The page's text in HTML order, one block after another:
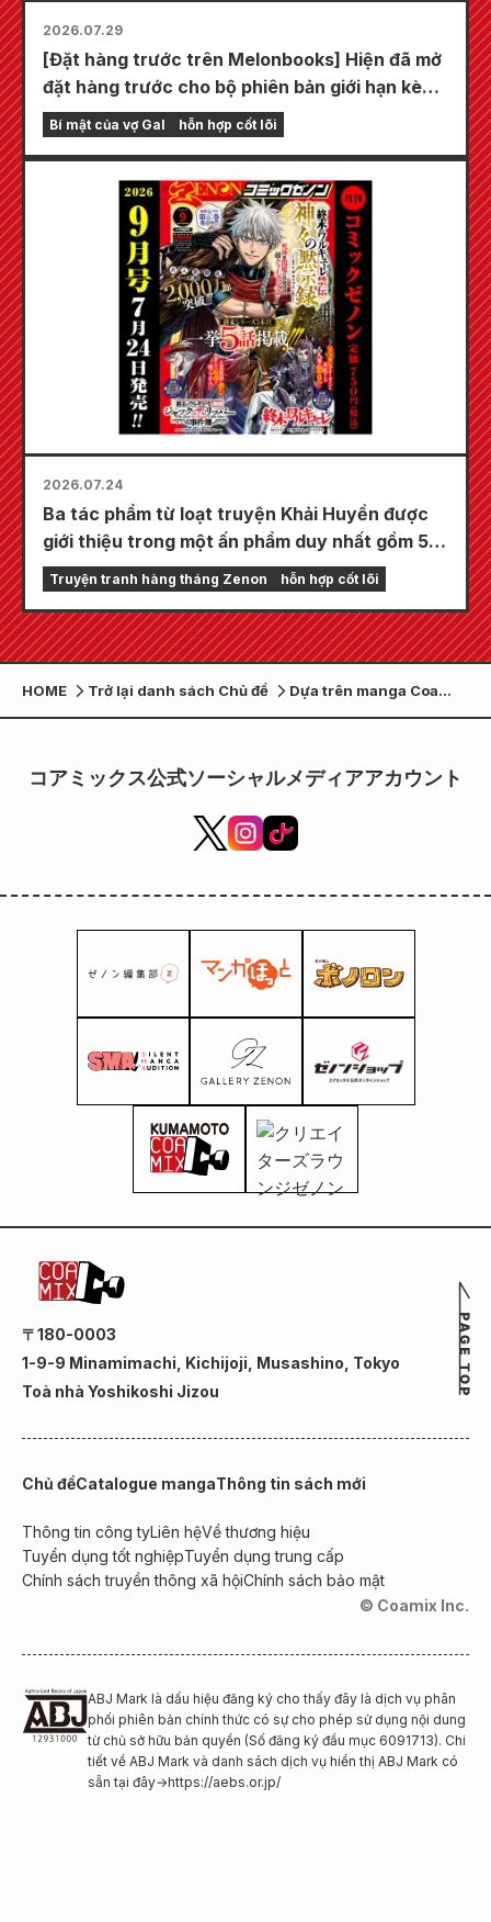
2026.07.29
[Đặt hàng trước trên Melonbooks] Hiện đã mở
đặt hàng trước cho bộ phiên bản giới hạn kèm
thảm chơi đặc biệt với hình minh họa tuyệt đẹp
về Fuyuki Tojo do Kudou vẽ! Tập 6 mới nhất
vào ngày 20 tháng 10!
Bí mật của vợ Gal hỗn hợp cốt lõi
2026.07.24
Ba tác phẩm từ loạt truyện Khải Huyền được
giới thiệu trong một ấn phẩm duy nhất gồm 5
chương!! "Monthly Comic Zenon số tháng 9
năm 2026" sẽ được bán ra vào ngày 24 tháng
7!!
Truyện tranh hàng tháng Zenon hỗn hợp cốt lõi
HOME Trở lại danh sách Chủ đề
Dựa trên manga Coa
Mix! Quảng cáo truyền
コアミックス公式ソーシャルメディアアカウント
〒180-0003
1-9-9 Minamimachi, Kichijoji, Musashino, Tokyo
Toà nhà Yoshikoshi Jizou
Chủ đềCatalogue mangaThông tin sách mới
Thông tin công tyLiên hệVề thương hiệu
Tuyển dụng tốt nghiệpTuyển dụng trung cấp
Chính sách truyền thông xã hộiChính sách bảo mật
© Coamix Inc.
ABJ Mark là dấu hiệu đăng ký cho thấy đây là dịch vụ phân
phối phiên bản chính thức có sự cho phép sử dụng nội dung
từ chủ sở hữu bản quyền (Số đăng ký đầu mục 6091713). Chi
tiết về ABJ Mark và danh sách dịch vụ hiển thị ABJ Mark có
sẵn tại đây→https://aebs.or.jp/